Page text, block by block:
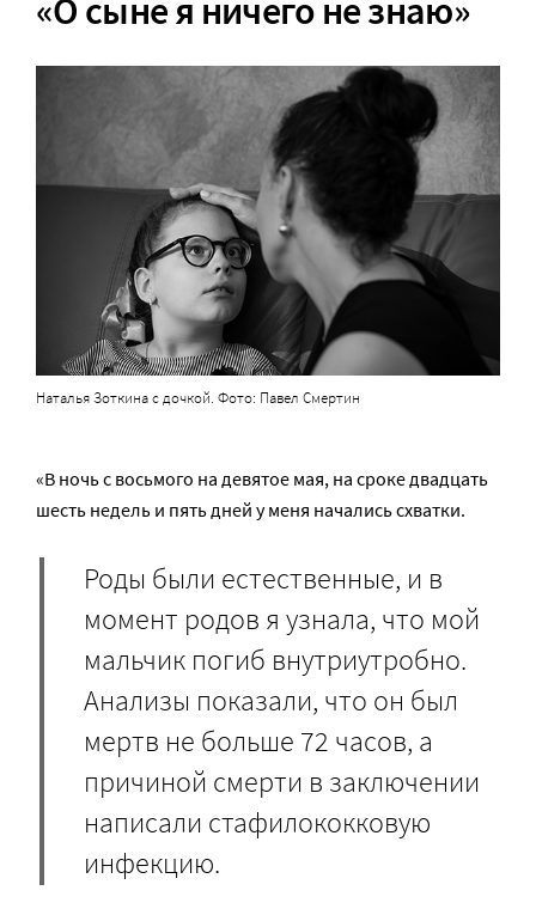
«О сыне я ничего не знаю»
Наталья Зоткина с дочкой. Фото: Павел Смертин
«В ночь с восьмого на девятое мая, на сроке двадцать
шесть недель и пять дней у меня начались схватки.
Роды были естественные, и в
момент родов я узнала, что мой
мальчик погиб внутриутробно.
Анализы показали, что он был
мертв не больше 72 часов, а
причиной смерти в заключении
написали стафилококковую
инфекцию.